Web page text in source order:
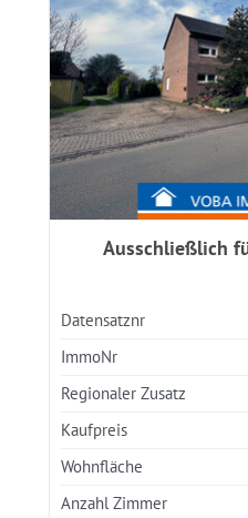
Ausschließlich
Datensatznr
ImmoNr
Regionaler Zusatz
Kaufpreis
Wohnfläche
Anzahl Zimmer